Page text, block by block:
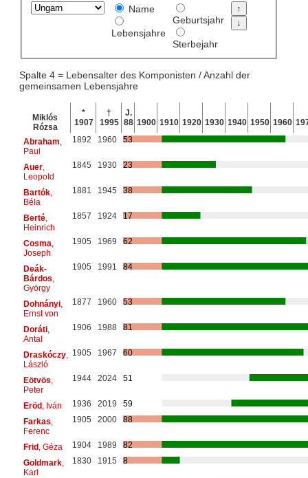
Name
Lebensjahre
Geburtsjahr
Sterbejahr
Spalte 4 = Lebensalter des Komponisten / Anzahl der
gemeinsamen Lebensjahre
Miklós
Rózsa
*
1907
†
1995
J.
88 1900 1910 1920 1930 1940 1950 1960
Abraham
Paul
1892 1960 53
Auer,
Leopold
1845 1930 23
Bartók,
Béla
1881 1945 38
Berté,
Heinrich
1857 1924 17
Cosma
Joseph
1905 1969 62
Deák-
Bárdos
György
1905 1991 84
Dohnányi,
Ernst von
1877 1960 53
Doráti,
Antal
1906 1988 81
Draskóczy,
László
1905 1967 60
Eötvös
Peter
1944 2024 51
Eröd, Iván 1936 2019
59
Farkas
Ferenc
1905 2000 88
Frid, Géza 1904 1989
82
Goldmark,
Karl
1830 1915 8